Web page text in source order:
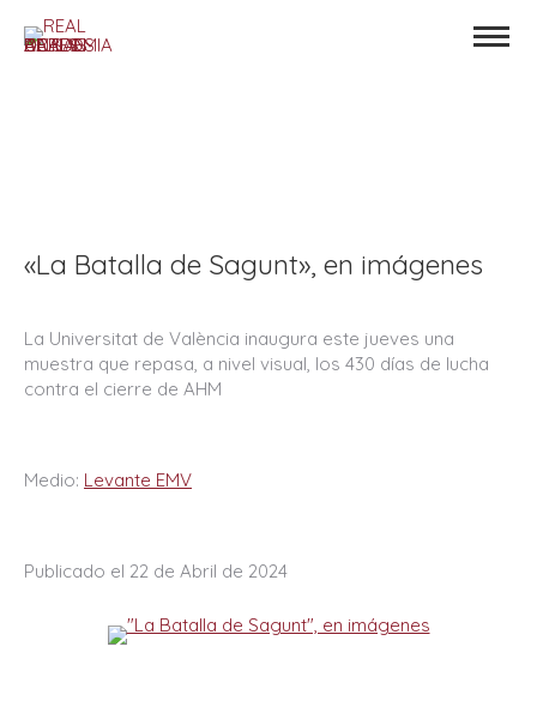
«La Batalla de Sagunt», en imágenes
La Universitat de València inaugura este jueves una
muestra que repasa, a nivel visual, los 430 días de lucha
contra el cierre de AHM
Medio: Levante EMV
Publicado el 22 de Abril de 2024